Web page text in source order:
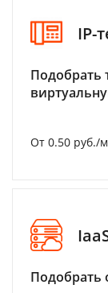
IP-
Подобрать
От 0.50 руб./
Подобрать